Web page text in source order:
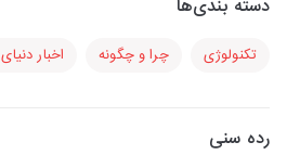
دسته بندی‌ها
تکنولوژی چرا و چگونه اخبار
رده سنی